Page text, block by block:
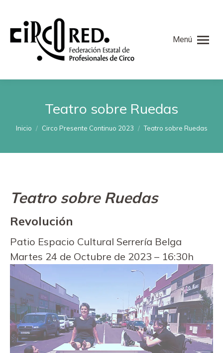
Menú
Teatro sobre Ruedas
Estás aquí:
Inicio Circo Presente Continuo 2023 Teatro sobre Ruedas
Teatro sobre Ruedas
Revolución
Patio Espacio Cultural Serrería Belga
Martes 24 de Octubre de 2023 – 16:30h